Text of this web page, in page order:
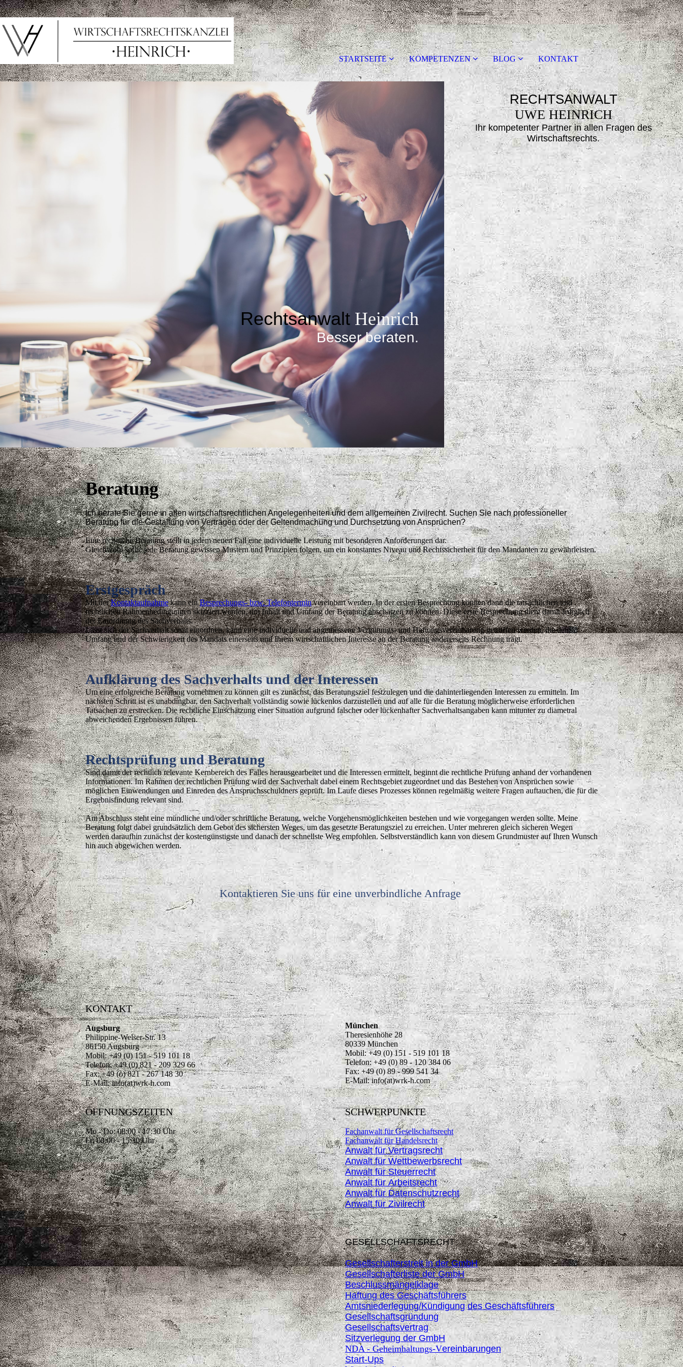
STARTSEITE KOMPETENZEN BLOG KONTAKT
Rechtsanwalt Heinrich
Besser beraten.
RECHTSANWALT
UWE HEINRICH
Ihr kompetenter Partner in allen Fragen des
Wirtschaftsrechts.
Beratung
Ich berate Sie gerne in allen wirtschaftsrechtlichen Angelegenheiten und dem allgemeinen Zivilrecht. Suchen Sie nach professioneller
Beratung für die Gestaltung von Verträgen oder der Geltendmachung und Durchsetzung von Ansprüchen?
Eine rechtliche Beratung stellt in jedem neuen Fall eine individuelle Leistung mit besonderen Anforderungen dar.
Gleichwohl sollte jede Beratung gewissen Mustern und Prinzipien folgen, um ein konstantes Niveau und Rechtssicherheit für den Mandanten zu gewährleisten.
Erstgespräch
Mit derKontaktaufnahmekann einBesprechungs- bzw. Telefonterminvereinbart werden. In der ersten Besprechung können dann die tatsächlichen und
rechtlichen Rahmenbedingungen skizziert werden, um Inhalt und Umfang der Beratung abschätzen zu können. Diese erste Besprechung dient damit lediglich
der Einordnung des Sachverhalts.
Lässt sich der Sachverhalt somit einordnen, kann eine individuelle und angemessene Vergütungs- und Haftungsvereinbarung getroffen werden, die dem
Umfang und der Schwierigkeit des Mandats einerseits und Ihrem wirtschaftlichen Interesse an der Beratung andererseits Rechnung trägt.
Aufklärung des Sachverhalts und der Interessen
Um eine erfolgreiche Beratung vornehmen zu können gilt es zunächst, das Beratungsziel festzulegen und die dahinterliegenden Interessen zu ermitteln. Im
nächsten Schritt ist es unabdingbar, den Sachverhalt vollständig sowie lückenlos darzustellen und auf alle für die Beratung möglicherweise erforderlichen
Tatsachen zu erstrecken. Die rechtliche Einschätzung einer Situation aufgrund falscher oder lückenhafter Sachverhaltsangaben kann mitunter zu diametral
abweichenden Ergebnissen führen.
Rechtsprüfung und Beratung
Sind damit der rechtlich relevante Kernbereich des Falles herausgearbeitet und die Interessen ermittelt, beginnt die rechtliche Prüfung anhand der vorhandenen
Informationen. Im Rahmen der rechtlichen Prüfung wird der Sachverhalt dabei einem Rechtsgebiet zugeordnet und das Bestehen von Ansprüchen sowie
möglichen Einwendungen und Einreden des Anspruchsschuldners geprüft. Im Laufe dieses Prozesses können regelmäßig weitere Fragen auftauchen, die für die
Ergebnisfindung relevant sind.
Am Abschluss steht eine mündliche und/oder schriftliche Beratung, welche Vorgehensmöglichkeiten bestehen und wie vorgegangen werden sollte. Meine
Beratung folgt dabei grundsätzlich dem Gebot des sichersten Weges, um das gesetzte Beratungsziel zu erreichen. Unter mehreren gleich sicheren Wegen
werden daraufhin zunächst der kostengünstigste und danach der schnellste Weg empfohlen. Selbstverständlich kann von diesem Grundmuster auf Ihren Wunsch
hin auch abgewichen werden.
Kontaktieren Sie uns für eine unverbindliche Anfrage
KONTAKT
Augsburg
Philippine-Welser-Str. 13
86150 Augsburg
Mobil: +49 (0) 151 - 519 101 18
Telefon: +49 (0) 821 - 209 329 66
Fax: +49 (o) 821 - 267 148 30
E-Mail: info(at)wrk-h.com
München
Theresienhöhe 28
80339 München
Mobil: +49 (0) 151 - 519 101 18
Telefon: +49 (0) 89 - 120 384 06
Fax: +49 (0) 89 - 999 541 34
E-Mail: info(at)wrk-h.com
ÖFFNUNGSZEITEN
Mo - Do: 08:00 - 17:30 Uhr
Fr: 08:00 - 15:30 Uhr
SCHWERPUNKTE
Fachanwalt für Gesellschaftsrecht
Fachanwalt für Handelsrecht
Anwalt für Vertragsrecht
Anwalt für Wettbewerbsrecht
Anwalt für Steuerrecht
Anwalt für Arbeitsrecht
Anwalt für Datenschutzrecht
Anwalt für Zivilrecht
GESELLSCHAFTSRECHT
Gesellschafterstreit in der GmbH
Gesellschafterliste der GmbH
Beschlussmängelklage
Haftung des Geschäftsführers
Amtsniederlegung/Kündigung desGeschäftsführers
Gesellschaftsgründung
Gesellschaftsvertrag
Sitzverlegung der GmbH
NDA - Geheimhaltungs-Vereinbarungen
Start-Ups